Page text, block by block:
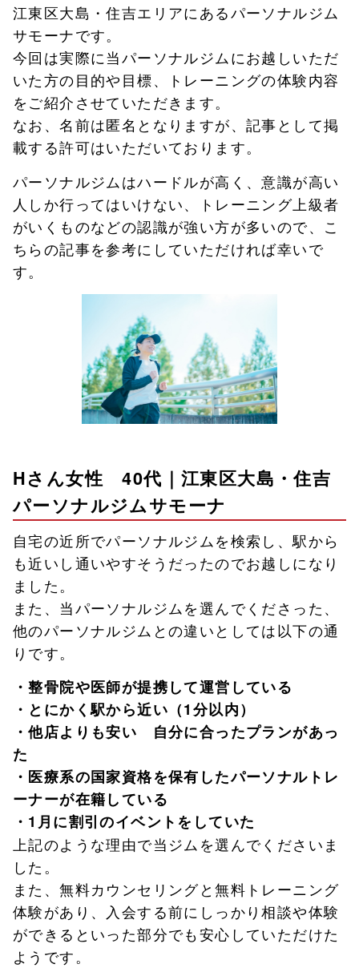
江東区大島・住吉エリアにあるパーソナルジム
サモーナです。
今回は実際に当パーソナルジムにお越しいただ
いた方の目的や目標、トレーニングの体験内容
をご紹介させていただきます。
なお、名前は匿名となりますが、記事として掲
載する許可はいただいております。
パーソナルジムはハードルが高く、意識が高い
人しか行ってはいけない、トレーニング上級者
がいくものなどの認識が強い方が多いので、こ
ちらの記事を参考にしていただければ幸いで
す。
Hさん女性 40代｜江東区大島・住吉
パーソナルジムサモーナ
自宅の近所でパーソナルジムを検索し、駅から
も近いし通いやすそうだったのでお越しになり
ました。
また、当パーソナルジムを選んでくださった、
他のパーソナルジムとの違いとしては以下の通
りです。
・整骨院や医師が提携して運営している
・とにかく駅から近い（1分以内）
・他店よりも安い 自分に合ったプランがあっ
た
・医療系の国家資格を保有したパーソナルトレ
ーナーが在籍している
・1月に割引のイベントをしていた
上記のような理由で当ジムを選んでくださいま
した。
また、無料カウンセリングと無料トレーニング
体験があり、入会する前にしっかり相談や体験
ができるといった部分でも安心していただけた
ようです。